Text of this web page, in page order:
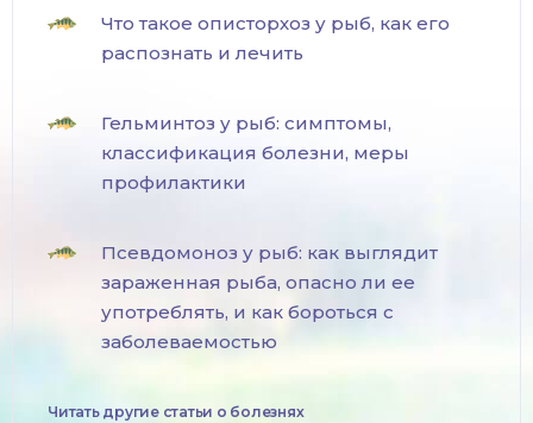
Что такое описторхоз у рыб, как его
распознать и лечить
Гельминтоз у рыб: симптомы,
классификация болезни, меры
профилактики
Псевдомоноз у рыб: как выглядит
зараженная рыба, опасно ли ее
употреблять, и как бороться с
заболеваемостью
Читать другие статьи о болезнях